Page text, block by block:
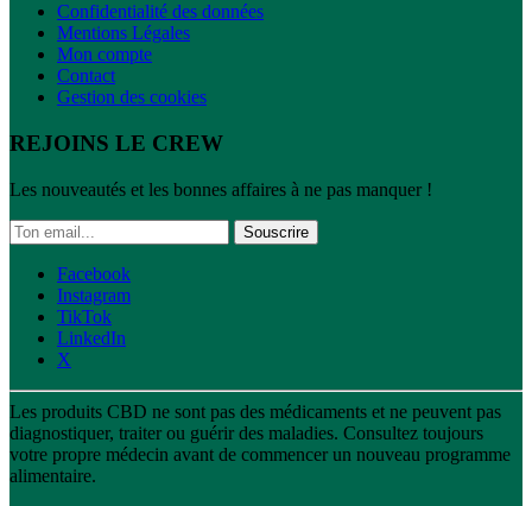
Confidentialité des données
Mentions Légales
Mon compte
Contact
Gestion des cookies
REJOINS LE CREW
Les nouveautés et les bonnes affaires à ne pas manquer !
Souscrire
Facebook
Instagram
TikTok
LinkedIn
X
Les produits CBD ne sont pas des médicaments et ne peuvent pas
diagnostiquer, traiter ou guérir des maladies. Consultez toujours
votre propre médecin avant de commencer un nouveau programme
alimentaire.